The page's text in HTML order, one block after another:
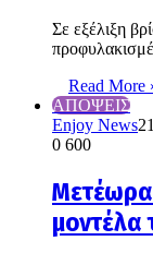
Σε εξέλιξη
Read More
ΑΠΟΨΕΙΣ
Enjoy News
0 600
μοντέλα